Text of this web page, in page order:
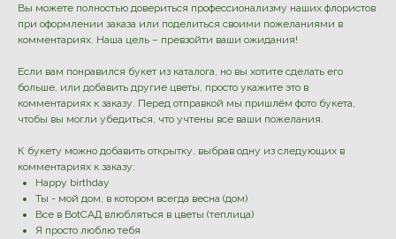
Вы можете полностью довериться профессионализму наших флористов
при оформлении заказа или поделиться своими пожеланиями в
комментариях. Наша цель – превзойти ваши ожидания!
Если вам понравился букет из каталога, но вы хотите сделать его
больше, или добавить другие цветы, просто укажите это в
комментариях к заказу. Перед отправкой мы пришлём фото букета,
чтобы вы могли убедиться, что учтены все ваши пожелания.
К букету можно добавить открытку, выбрав одну из следующих в
комментариях к заказу:
Happy birthday
Ты - мой дом, в котором всегда весна (дом)
Все в BotСАД влюбляться в цветы (теплица)
Я просто люблю тебя